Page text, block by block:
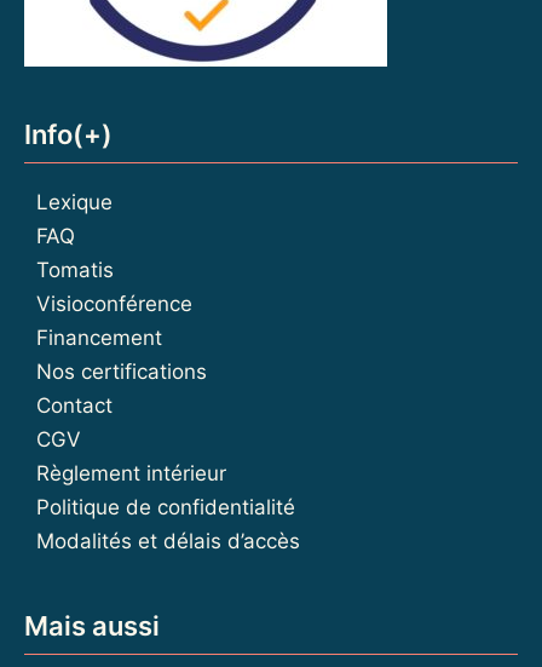
Info(+)
Lexique
FAQ
Tomatis
Visioconférence
Financement
Nos certifications
Contact
CGV
Règlement intérieur
Politique de confidentialité
Modalités et délais d’accès
Mais aussi